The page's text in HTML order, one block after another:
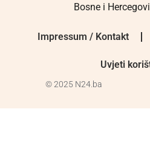
Bosne i
Impressum / Kontakt
Uvjeti
© 2025 N24.ba